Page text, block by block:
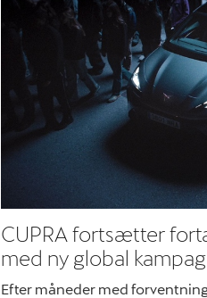
CUPRA fortsætter
med ny global
Efter måneder med